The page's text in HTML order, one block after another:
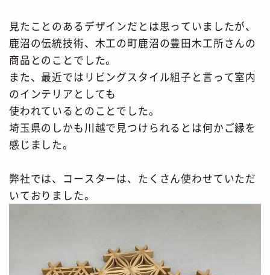
見たことのあるデザインだとは思っていましたが、
鹿沼の伝統技術、木工の町鹿沼の豊田木工所さんの
商品とのことでした。
また、最近ではリビングスタイル組子と言って室内
のインテリアとしても
使われているとのことでした。
埼玉県のしかも川越で見つけられるとは何かご縁を
感じました。
弊社では、コースターは、たくさん使わせていただ
いておりました。